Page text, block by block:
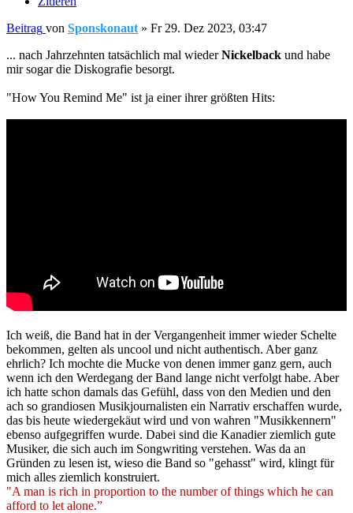
Beitrag von Sponskonaut » Fr 29. Dez 2023, 03:47
... nach Jahrzehnten tatsächlich mal wiederNickelback und habe
mir sogar die Diskografie besorgt.
"How You Remind Me" ist ja einer ihrer größten Hits:
Ich weiß, die Band hat in der Vergangenheit immer wieder Schelte
bekommen, gelten als uncool und nicht authentisch. Aber ganz
ehrlich? Ich mochte die Mucke von denen immer ganz gern, auch
wenn ich den Werdegang der Band lange nicht verfolgt habe. Aber
ich hatte schon damals das Gefühl, dass von den Medien und den
ach so grandiosen Musikjournalisten ein Narrativ erschaffen wurde,
das bis heute wiedergekäut wird und von wahren "Musikkennern"
ebenso aufgegriffen wurde. Dabei sind die Kanadier ziemlich gute
Musiker, die sich auch im Songwriting verstehen. Was da an
Gründen zu lesen ist, wieso die Band so "gehasst" wird, klingt für
mich alles ziemlich konstruiert.
"A man is rich in proportion to the number of things which he can
afford to let alone.”